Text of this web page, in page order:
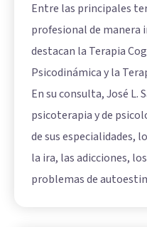
Entre las principales
profesional de manera
destacan la Terapia
Psicodinámica y la
En su consulta, José L.
psicoterapia y de
de sus especialidades,
la ira, las adicciones,
problemas de